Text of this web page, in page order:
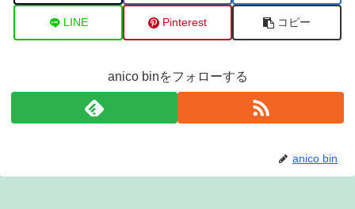
LINE Pinterest コピー
anico binをフォローする
anico bin